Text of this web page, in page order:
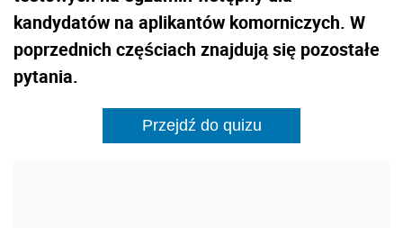
kandydatów na aplikantów komorniczych. W
poprzednich częściach znajdują się pozostałe
pytania.
Przejdź do quizu